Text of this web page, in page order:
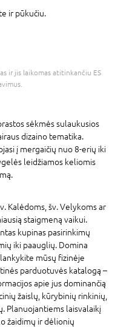
ir pūkučiu.
ir jis laikomas atitinkančiu ES
sėkmės sulaukusios
dizaino tematika.
į mergaičių nuo 8-erių iki
leidžiamos keliomis
Kalėdoms, šv. Velykoms ar
staigmeną vaikui.
kupinas pasirinkimų
iki paauglių. Domina
mūsų fizinėje
parduotuvės katalogą –
apie jus dominančią
žaislų, kūrybinių rinkinių,
Planuojantiems laisvalaikį
žaidimų ir dėlionių